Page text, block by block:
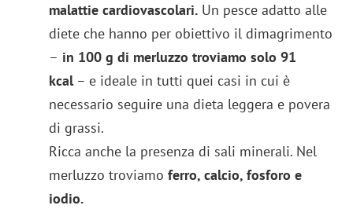
malattie cardiovascolari. Un pesce adatto alle
diete che hanno per obiettivo il dimagrimento
– in 100 g di merluzzo troviamo solo 91
kcal– e ideale in tutti quei casi in cui è
necessario seguire una dieta leggera e povera
di grassi.
Ricca anche la presenza di sali minerali. Nel
merluzzo troviamoferro, calcio, fosforo e
iodio.